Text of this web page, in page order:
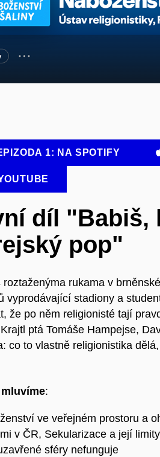
1: NA SPOTIFY
díl "Babiš,
pop"
roztaženýma rukama v
vyprodávající stadiony a
že po něm religionisté tají
ptá Tomáše Hampejse,
co to vlastně religionistika
:
ve veřejném prostoru a
v ČR, Sekularizace a její
sféry nefunguje